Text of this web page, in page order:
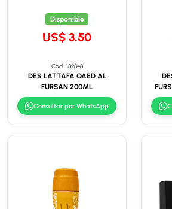
Disponible
US$ 3.50
Cod.: 189848
DES LATTAFA QAED AL
FURSAN 200ML
Consultar por WhatsApp